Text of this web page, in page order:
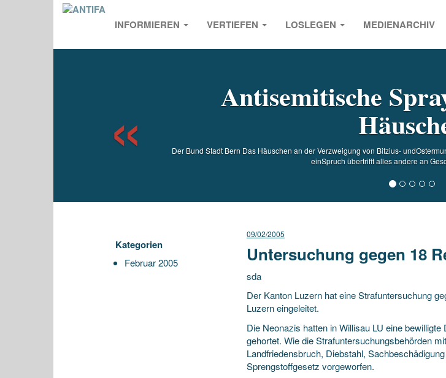
INFORMIEREN VERTIEFEN LOSLEGEN MEDIENARCHIV
Antisemitische
Der Bund Stadt Bern Das Häuschen an der Verzweigung von Bitzius-
einSpruch übertrifft alles andere an
Previous
Kategorien
Februar 2005
09/02/2005
Untersuchung gegen 18
sda
Der Kanton Luzern hat eine Strafuntersuchung
Luzern eingeleitet.
Die Neonazis hatten in Willisau LU eine
gehortet. Wie die Strafuntersuchungsbehörden
Landfriedensbruch, Diebstahl,
Sprengstoffgesetz vorgeworfen.